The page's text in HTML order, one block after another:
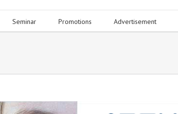
Seminar Promotions Advertisement